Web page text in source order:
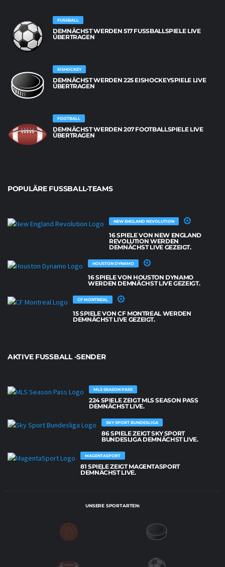
FUSSBALL
DEMNÄCHST WERDEN 517 FUSSBALLSPIELE LIVE Ü
BERTRAGEN
EISHOCKEY
DEMNÄCHST WERDEN 225 EISHOCKEYSPIELE LIVE
ÜBERTRAGEN
FOOTBALL
DEMNÄCHST WERDEN 207 FOOTBALLSPIELE LIVE
ÜBERTRAGEN
POPULÄRE FUSSBALL-TEAMS
NEW ENGLAND REVOLUTION
16 SPIELE VON NEW ENGLAND
REVOLUTION WERDEN
DEMNÄCHST LIVE GEZEIGT.
HOUSTON DYNAMO
16 SPIELE VON HOUSTON DYNAMO
WERDEN DEMNÄCHST LIVE GEZEIGT.
CF MONTREAL
15 SPIELE VON CF MONTREAL WERDEN
DEMNÄCHST LIVE GEZEIGT.
AKTIVE FUSSBALL -SENDER
MLS SEASON PASS
224 SPIELE ZEIGT MLS SEASON PASS
DEMNÄCHST LIVE.
SKY SPORT BUNDESLIGA
86 SPIELE ZEIGT SKY SPORT
BUNDESLIGA DEMNÄCHST LIVE.
MAGENTASPORT
81 SPIELE ZEIGT MAGENTASPORT
DEMNÄCHST LIVE.
UNSERE SPORTARTEN: